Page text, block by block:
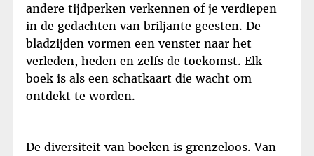
andere tijdperken verkennen of je verdiepen
in de gedachten van briljante geesten. De
bladzijden vormen een venster naar het
verleden, heden en zelfs de toekomst. Elk
boek is als een schatkaart die wacht om
ontdekt te worden.
De diversiteit van boeken is grenzeloos. Van